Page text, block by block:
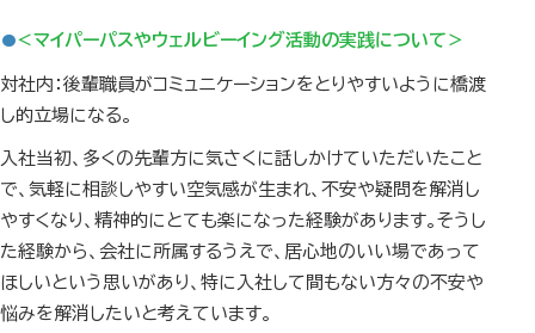
＜マイパーパスやウェルビーイング活動の実践について＞
対社内：後輩職員がコミュニケーションをとりやすいように橋渡
し的立場になる。
入社当初、多くの先輩方に気さくに話しかけていただいたこと
で、気軽に相談しやすい空気感が生まれ、不安や疑問を解消し
やすくなり、精神的にとても楽になった経験があります。そうし
た経験から、会社に所属するうえで、居心地のいい場であって
ほしいという思いがあり、特に入社して間もない方々の不安や
悩みを解消したいと考えています。